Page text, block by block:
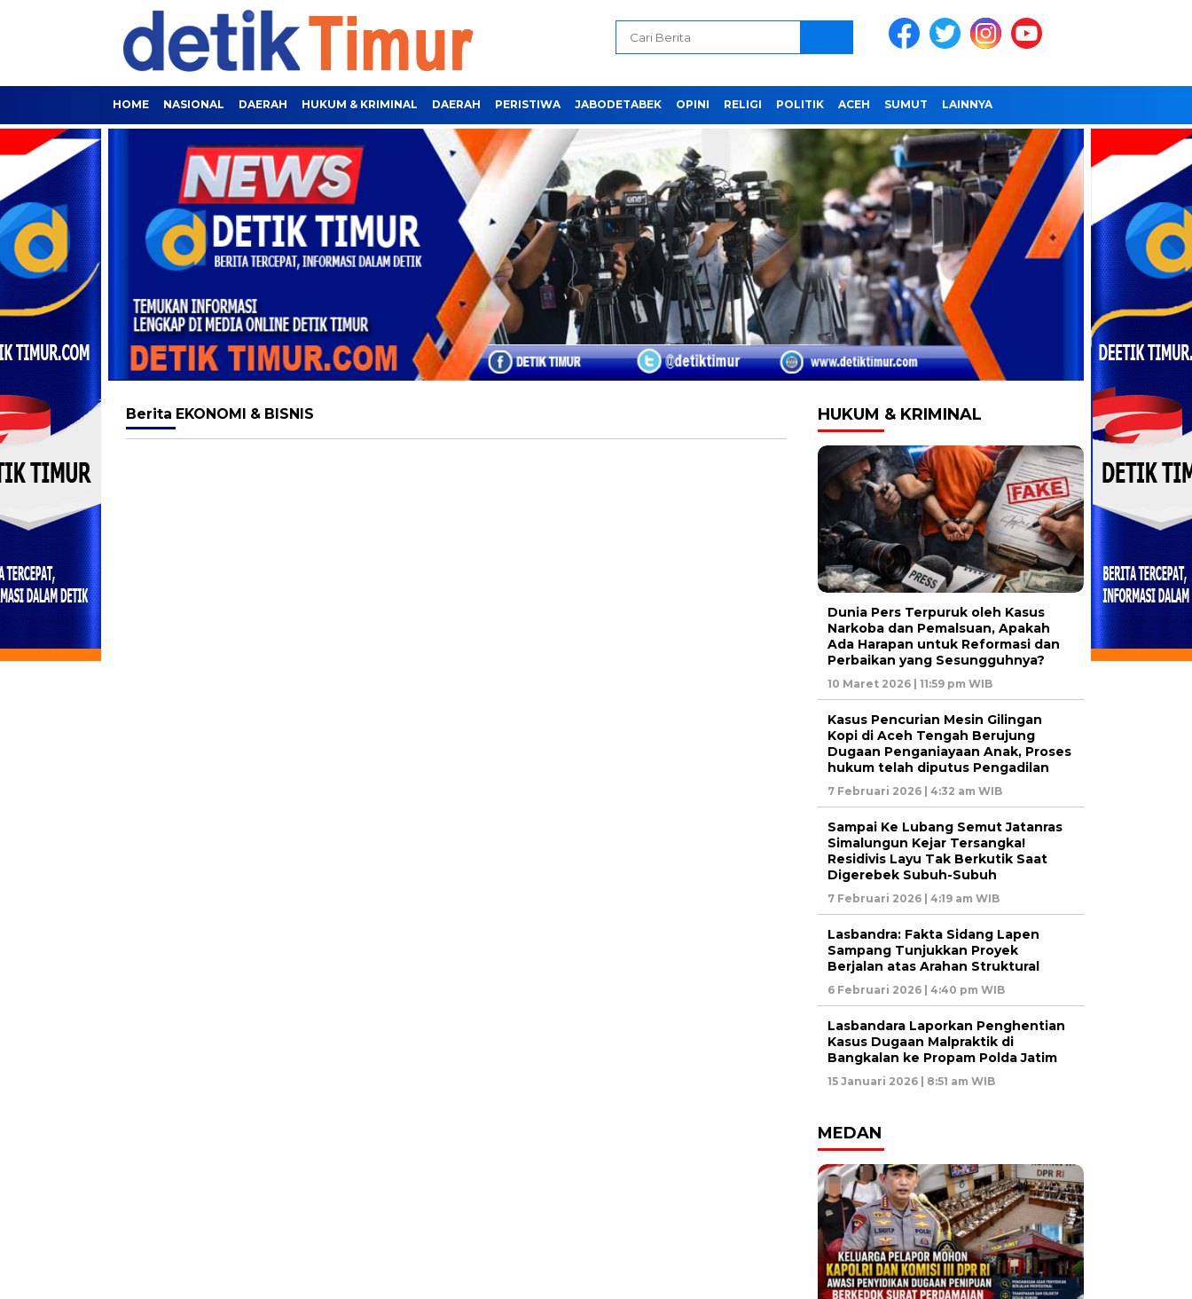
HOME NASIONAL DAERAH HUKUM & KRIMINAL DAERAH PERISTIWA JABODETABEK OPINI RELIGI POLITIK ACEH SUMUT LAINNYA
Berita EKONOMI & BISNIS HUKUM & KRIMINAL
Dunia Pers Terpuruk oleh Kasus
Narkoba dan Pemalsuan, Apakah
Ada Harapan untuk Reformasi dan
Perbaikan yang Sesungguhnya?
10 Maret 2026 | 11:59 pm WIB
Kasus Pencurian Mesin Gilingan
Kopi di Aceh Tengah Berujung
Dugaan Penganiayaan Anak, Proses
hukum telah diputus Pengadilan
7 Februari 2026 | 4:32 am WIB
Sampai Ke Lubang Semut Jatanras
Simalungun Kejar Tersangka!
Residivis Layu Tak Berkutik Saat
Digerebek Subuh-Subuh
7 Februari 2026 | 4:19 am WIB
Lasbandra: Fakta Sidang Lapen
Sampang Tunjukkan Proyek
Berjalan atas Arahan Struktural
6 Februari 2026 | 4:40 pm WIB
Lasbandara Laporkan Penghentian
Kasus Dugaan Malpraktik di
Bangkalan ke Propam Polda Jatim
15 Januari 2026 | 8:51 am WIB
MEDAN